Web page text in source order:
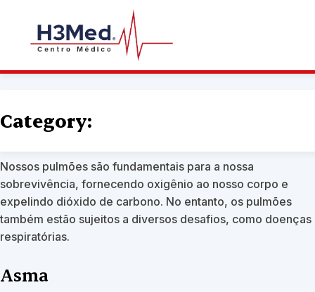
Category:
Nossos pulmões são fundamentais para a nossa
sobrevivência, fornecendo oxigênio ao nosso corpo e
expelindo dióxido de carbono. No entanto, os pulmões
também estão sujeitos a diversos desafios, como doenças
respiratórias.
Asma